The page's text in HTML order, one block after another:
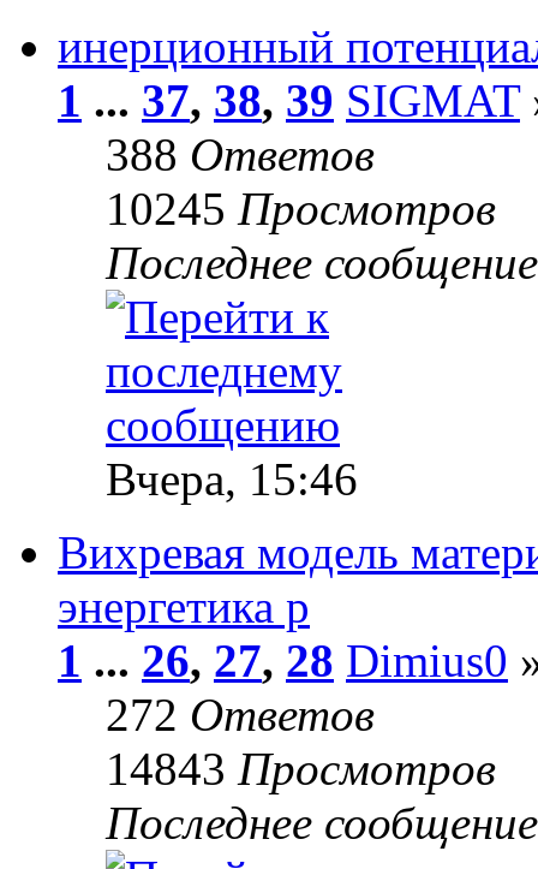
инерционный
1 ... 37, 38, 39 SIGMAT
388 Ответов
10245 Просмотров
Последнее
Вчера, 15:46
Вихревая модель
энергетика р
1 ... 26, 27, 28 Dimius0
272 Ответов
14843 Просмотров
Последнее